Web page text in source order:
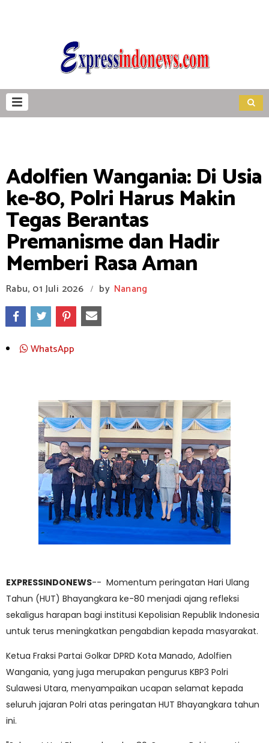
Adolfien Wangania: Di Usia
ke-80, Polri Harus Makin
Tegas Berantas
Premanisme dan Hadir
Memberi Rasa Aman
Rabu, 01 Juli 2026 / by Nanang
WhatsApp
EXPRESSINDONEWS-- Momentum peringatan Hari Ulang
Tahun (HUT) Bhayangkara ke-80 menjadi ajang refleksi
sekaligus harapan bagi institusi Kepolisian Republik Indonesia
untuk terus meningkatkan pengabdian kepada masyarakat.
Ketua Fraksi Partai Golkar DPRD Kota Manado, Adolfien
Wangania, yang juga merupakan pengurus KBP3 Polri
Sulawesi Utara, menyampaikan ucapan selamat kepada
seluruh jajaran Polri atas peringatan HUT Bhayangkara tahun
ini.